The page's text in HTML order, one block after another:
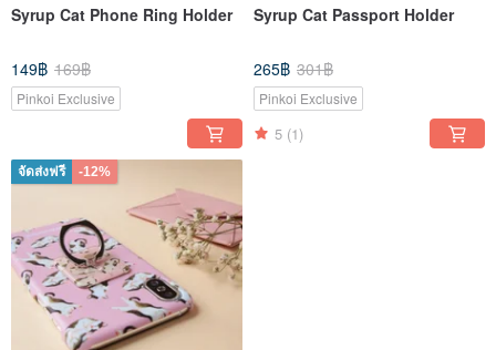
Syrup Cat Phone Ring Holder
149฿ 169฿
Pinkoi Exclusive
Syrup Cat Passport Holder
265฿ 301฿
Pinkoi Exclusive
5 (1)
จัดส่งฟรี -12%